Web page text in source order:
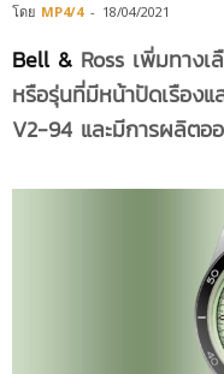
โดย MP4/4 - 18/04/2021
Bell & Ross เพิ่มทางเ
หรือรุ่นที่มีหน้าปัดเรือง
V2-94 และมีการผลิตอ